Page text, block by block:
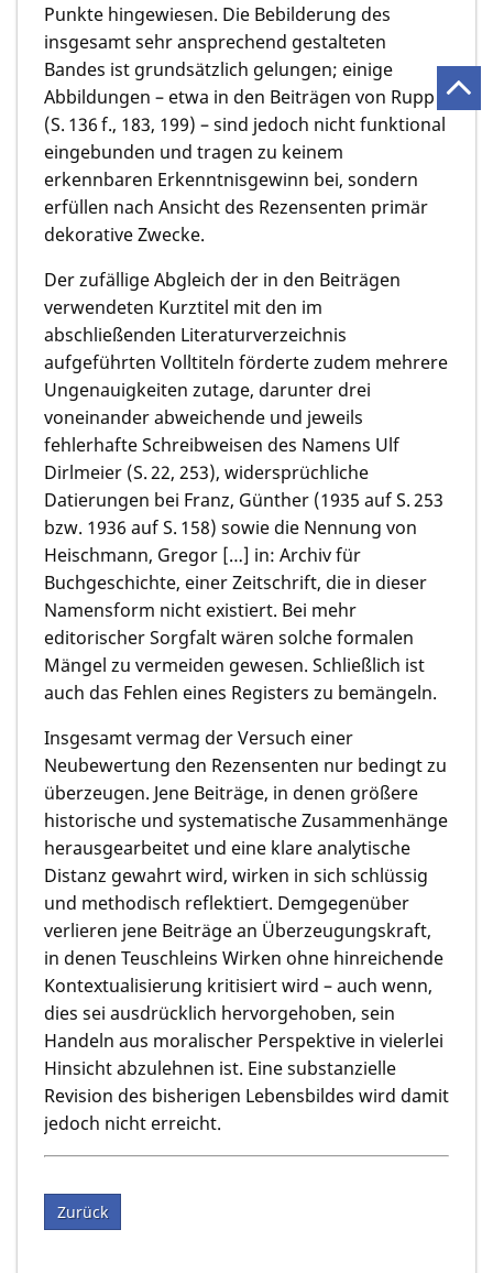
Punkte hingewiesen. Die Bebilderung des
insgesamt sehr ansprechend gestalteten
Bandes ist grundsätzlich gelungen; einige
Abbildungen – etwa in den Beiträgen von Rupp
(S. 136 f., 183, 199) – sind jedoch nicht funktional
eingebunden und tragen zu keinem
erkennbaren Erkenntnisgewinn bei, sondern
erfüllen nach Ansicht des Rezensenten primär
dekorative Zwecke.
Der zufällige Abgleich der in den Beiträgen
verwendeten Kurztitel mit den im
abschließenden Literaturverzeichnis
aufgeführten Volltiteln förderte zudem mehrere
Ungenauigkeiten zutage, darunter drei
voneinander abweichende und jeweils
fehlerhafte Schreibweisen des Namens Ulf
Dirlmeier (S. 22, 253), widersprüchliche
Datierungen bei Franz, Günther (1935 auf S. 253
bzw. 1936 auf S. 158) sowie die Nennung von
Heischmann, Gregor […] in: Archiv für
Buchgeschichte, einer Zeitschrift, die in dieser
Namensform nicht existiert. Bei mehr
editorischer Sorgfalt wären solche formalen
Mängel zu vermeiden gewesen. Schließlich ist
auch das Fehlen eines Registers zu bemängeln.
Insgesamt vermag der Versuch einer
Neubewertung den Rezensenten nur bedingt zu
überzeugen. Jene Beiträge, in denen größere
historische und systematische Zusammenhänge
herausgearbeitet und eine klare analytische
Distanz gewahrt wird, wirken in sich schlüssig
und methodisch reflektiert. Demgegenüber
verlieren jene Beiträge an Überzeugungskraft,
in denen Teuschleins Wirken ohne hinreichende
Kontextualisierung kritisiert wird – auch wenn,
dies sei ausdrücklich hervorgehoben, sein
Handeln aus moralischer Perspektive in vielerlei
Hinsicht abzulehnen ist. Eine substanzielle
Revision des bisherigen Lebensbildes wird damit
jedoch nicht erreicht.
Zurück